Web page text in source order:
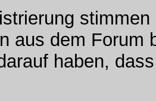
aus dem Forum
haben,